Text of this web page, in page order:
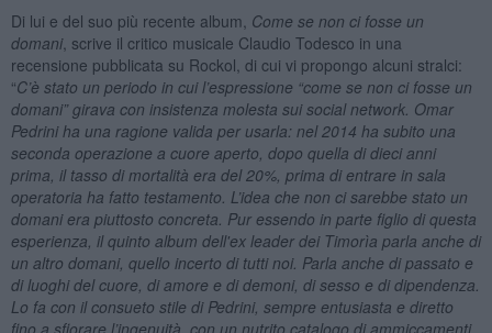
Di lui e del suo più recente album, Come se non ci fosse un
domani, scrive il critico musicale Claudio Todesco in una
recensione pubblicata su Rockol, di cui vi propongo alcuni stralci:
“C’è stato un periodo in cui l’espressione “come se non ci fosse un
domani” girava con insistenza molesta sui social network. Omar
Pedrini ha una ragione valida per usarla: nel 2014 ha subito una
seconda operazione a cuore aperto, dopo quella di dieci anni
prima, il tasso di mortalità era del 20%, prima di entrare in sala
operatoria ha fatto testamento. L’idea che non ci sarebbe stato un
domani era piuttosto concreta. Pur essendo in parte figlio di questa
esperienza, il quinto album dell'ex leader dei Timorìa parla anche di
un altro domani, quello incerto di tutti noi. Parla anche di passato e
di luoghi del cuore, di amore e di demoni, di sesso e di dipendenza.
Lo fa con il consueto stile di Pedrini, sempre entusiasta e diretto
fino a sfiorare l’ingenuità, con un nutrito catalogo di ammiccamenti